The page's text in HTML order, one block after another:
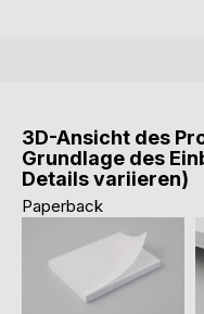
3D-Ansicht des
Grundlage des
Details variieren)
Paperback